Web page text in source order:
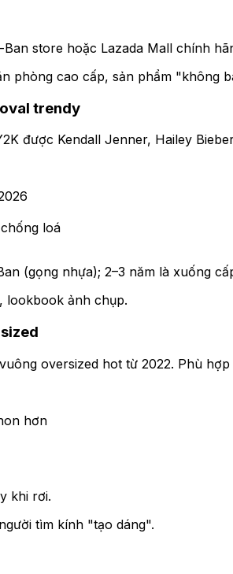
store hoặc Lazada Mall chính
phòng cao cấp, sản phẩm "không
trendy
được Kendall Jenner, Hailey
loá
(gọng nhựa); 2–3 năm là xuống
lookbook ảnh chụp.
oversized hot từ 2022. Phù
hơn
khi rơi.
tìm kính "tạo dáng".